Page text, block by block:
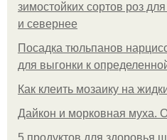
зимостойких сортов роз
и севернее
Посадка тюльпанов
для выгонки к
Как клеить мозаику на
Дайкон и морковная муха.
5 продуктов для здоровья